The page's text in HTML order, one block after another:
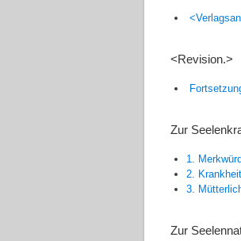
<Revision.>
Zur
1.
2.
3.
Zur